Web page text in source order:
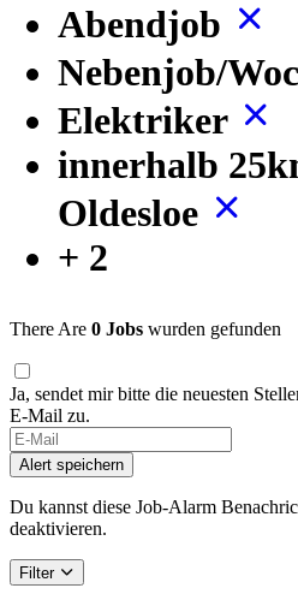
Abendjob
Nebenjob/
Elektriker
innerhalb
Oldesloe
+ 2
There Are 0 Jobs wurden gefunden
Ja, sendet mir bitte die neuesten
E-Mail zu.
If
you
are
a
human,
this
field
Alert speichern
Du kannst diese Job-Alarm
deaktivieren.
Filter